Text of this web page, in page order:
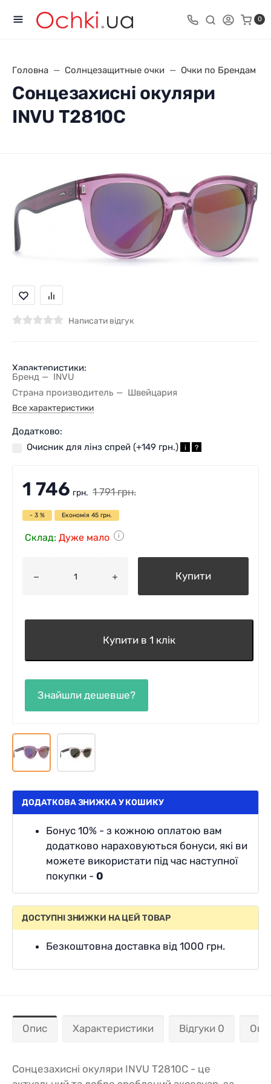
0
Головна Солнцезащитные очки Очки по Брендам
Сонцезахисні окуляри
INVU T2810C
Написати відгук
Характеристики:
Бренд
INVU
Страна производитель
Швейцария
Все характеристики
Додатково:
Очисник для лінз спрей (+149 грн.) i ?
1 746 грн. 1 791 грн.
- 3 % Економія 45 грн.
Склад: Дуже мало i
Купити
Купити в 1 клік
ДОДАТКОВА ЗНИЖКА У КОШИКУ
Бонус 10% - з кожною оплатою вам
додатково нараховуються бонуси, які ви
можете використати під час наступної
покупки - 0
ДОСТУПНІ ЗНИЖКИ НА ЦЕЙ ТОВАР
Безкоштовна доставка від 1000 грн.
Опис Характеристики Відгуки 0
Сонцезахисні окуляри INVU T2810C - це